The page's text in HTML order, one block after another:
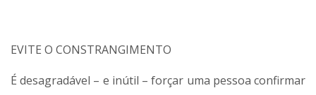
EVITE O CONSTRANGIMENTO
É desagradável – e inútil – forçar uma pessoa confirmar